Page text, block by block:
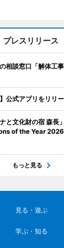
プレスリリース
相談窓口「解体工
公式アプリをリリ
と文化財の宿 森長
of the Year
もっと見る
見る・遊ぶ
学ぶ・知る